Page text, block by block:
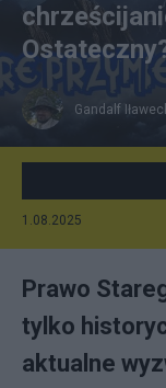
youtube.com
Gandalf
1.08.2025
Prawo
tylko
aktualne